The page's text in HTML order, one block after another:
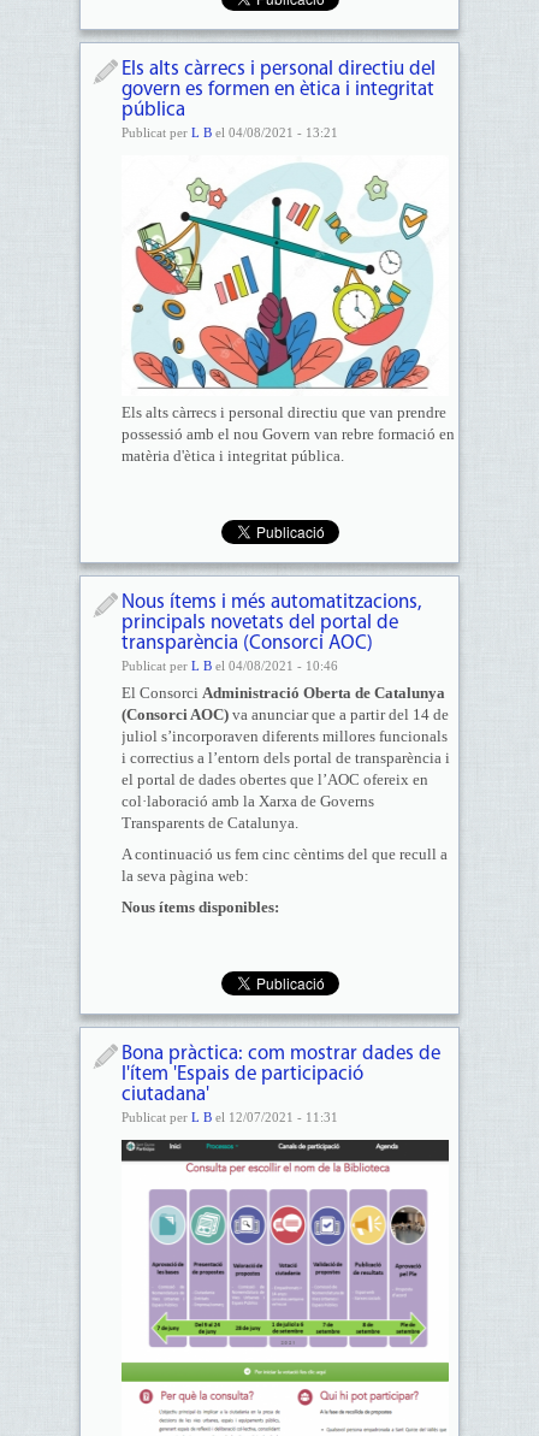
Els alts càrrecs i personal directiu del
govern es formen en ètica i integritat
pública
Publicat per L Bel 04/08/2021 - 13:21
Els alts càrrecs i personal directiu que van prendre
possessió amb el nou Govern van rebre formació en
matèria d'ètica i integritat pública.
Nous ítems i més automatitzacions,
principals novetats del portal de
transparència (Consorci AOC)
Publicat per L Bel 04/08/2021 - 10:46
El Consorci Administració Oberta de Catalunya
(Consorci AOC) va anunciar que a partir del 14 de
juliol s’incorporaven diferents millores funcionals
i correctius a l’entorn dels portal de transparència i
el portal de dades obertes que l’AOC ofereix en
col·laboració amb la Xarxa de Governs
Transparents de Catalunya.
A continuació us fem cinc cèntims del que recull a
la seva pàgina web:
Nous ítems disponibles:
Bona pràctica: com mostrar dades de
l'ítem 'Espais de participació
ciutadana'
Publicat per L Bel 12/07/2021 - 11:31